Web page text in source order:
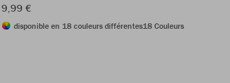
9,99 €
disponible en 18 couleurs différentes18 Couleurs